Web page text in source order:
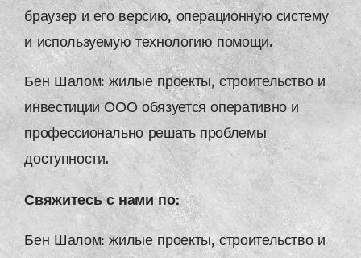
браузер и его версию, операционную систему
и используемую технологию помощи.
Бен Шалом: жилые проекты, строительство и
инвестиции ООО обязуется оперативно и
профессионально решать проблемы
доступности.
Свяжитесь с нами по:
Бен Шалом: жилые проекты, строительство и